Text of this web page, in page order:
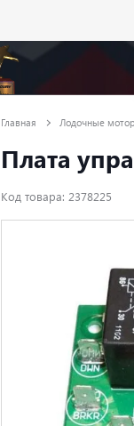
Главная Лодочные
Плата
Код товара: 2378225